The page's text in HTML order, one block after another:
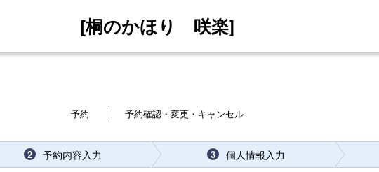
[桐のかほり 咲楽]
予約 予約確認・変更・キャンセル
2 予約内容入力 3 個人情報入力